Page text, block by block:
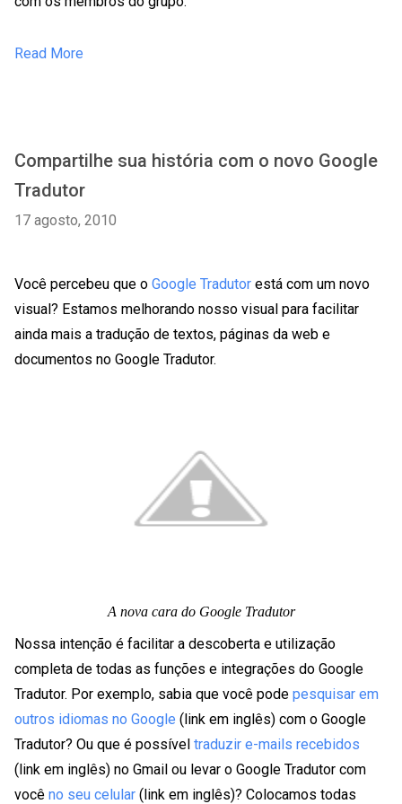
Read More
Compartilhe sua história com o novo Google
Tradutor
17 agosto, 2010
Você percebeu que o Google Tradutor está com um novo
visual? Estamos melhorando nosso visual para facilitar
ainda mais a tradução de textos, páginas da web e
documentos no Google Tradutor.
A nova cara do Google Tradutor
Nossa intenção é facilitar a descoberta e utilização
completa de todas as funções e integrações do Google
Tradutor. Por exemplo, sabia que você pode pesquisar em
outros idiomas no Google (link em inglês) com o Google
Tradutor? Ou que é possível traduzir e-mails recebidos
(link em inglês) no Gmail ou levar o Google Tradutor com
você no seu celular (link em inglês)? Colocamos todas